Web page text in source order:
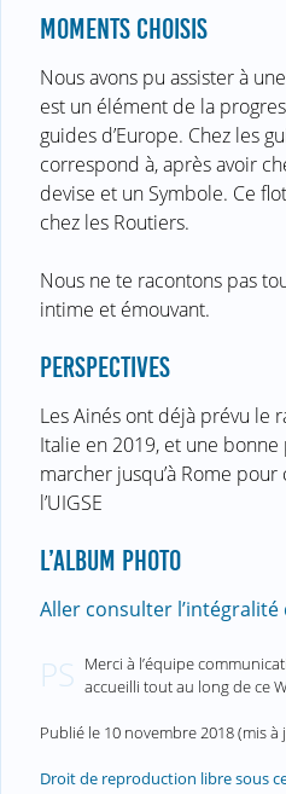
MOMENTS CHOISIS
Nous avons pu assister à
est un élément de la
guides d’Europe. Chez les
correspond à, après avoir
devise et un Symbole. Ce
chez les Routiers.
Nous ne te racontons pas
intime et émouvant.
PERSPECTIVES
Les Ainés ont déjà prévu le
Italie en 2019, et une
marcher jusqu’à Rome
l’UIGSE
L’ALBUM PHOTO
Aller consulter l’intégralité
PS Merci à l’équipe
accueilli tout au long de ce
Publié le 10 novembre 2018(mis à
Droit de reproduction libre sous